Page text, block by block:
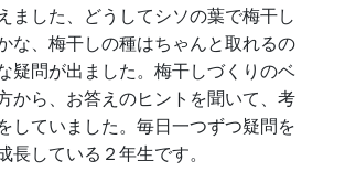
ました、どうしてシソの葉で梅干し
な、梅干しの種はちゃんと取れるの
疑問が出ました。梅干しづくりのベ
から、お答えのヒントを聞いて、考
していました。毎日一つずつ疑問を
長している２年生です。